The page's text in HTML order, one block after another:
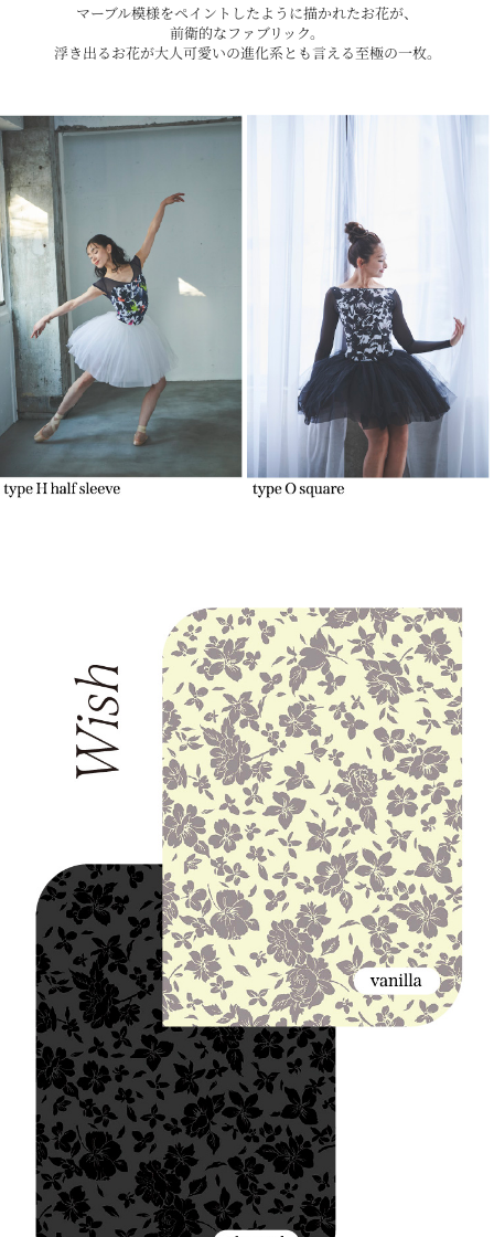
マーブル模様をペイントしたように描かれたお花が、
前衛的なファブリック。
浮き出るお花が大人可愛いの進化系とも言える至極の一枚。